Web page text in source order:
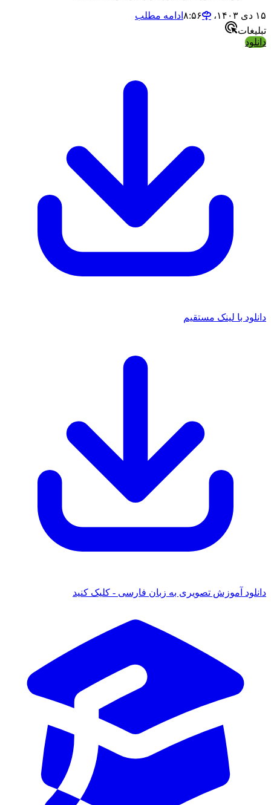
۱۵ دی ۱۴۰۳،‏ ۸:۵۶
ادامه مطلب
تبلیغات
دانلود
دانلود با لینک مستقیم
دانلود آموزش تصویری به زبان فارسی - کلیک کنید